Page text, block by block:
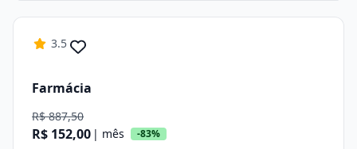
3.5
Farmácia
R$ 887,50
R$ 152,00 | mês -83%